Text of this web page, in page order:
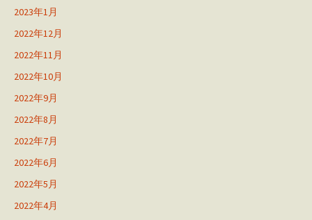
2023年1月
2022年12月
2022年11月
2022年10月
2022年9月
2022年8月
2022年7月
2022年6月
2022年5月
2022年4月